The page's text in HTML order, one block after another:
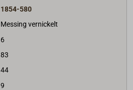
1854-580
Messing vernickelt
6
83
44
9